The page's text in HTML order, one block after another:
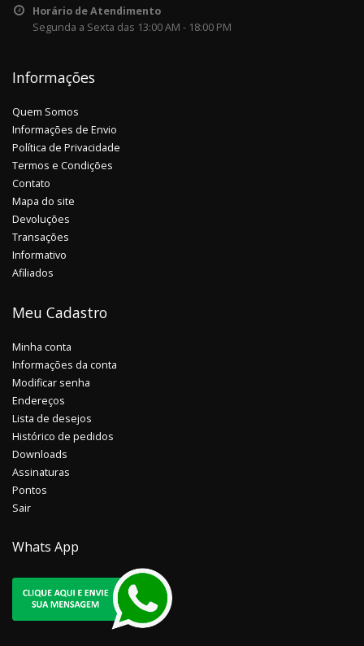
Horário de Atendimento
Segunda a Sexta das 13:00 AM - 18:00 PM
Informações
Quem Somos
Informações de Envio
Política de Privacidade
Termos e Condições
Contato
Mapa do site
Devoluções
Transações
Informativo
Afiliados
Meu Cadastro
Minha conta
Informações da conta
Modificar senha
Endereços
Lista de desejos
Histórico de pedidos
Downloads
Assinaturas
Pontos
Sair
Whats App